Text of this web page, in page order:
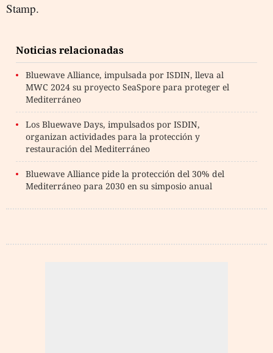
Stamp.
Noticias relacionadas
Bluewave Alliance, impulsada por ISDIN, lleva al
MWC 2024 su proyecto SeaSpore para proteger el
Mediterráneo
Los Bluewave Days, impulsados por ISDIN,
organizan actividades para la protección y
restauración del Mediterráneo
Bluewave Alliance pide la protección del 30% del
Mediterráneo para 2030 en su simposio anual